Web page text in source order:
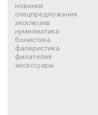
новинки
спецпредложения
эксклюзив
нумизматика
бонистика
фалеристика
филателия
аксессуары